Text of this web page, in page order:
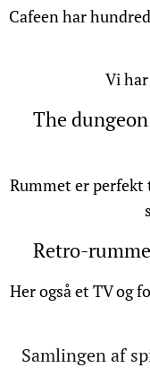
Cafeen har
Vi
The dungeon
Rummet er perfekt
Retro-
Her også et TV og
Samlingen af